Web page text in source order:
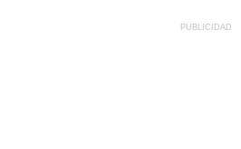
PUBLICIDAD